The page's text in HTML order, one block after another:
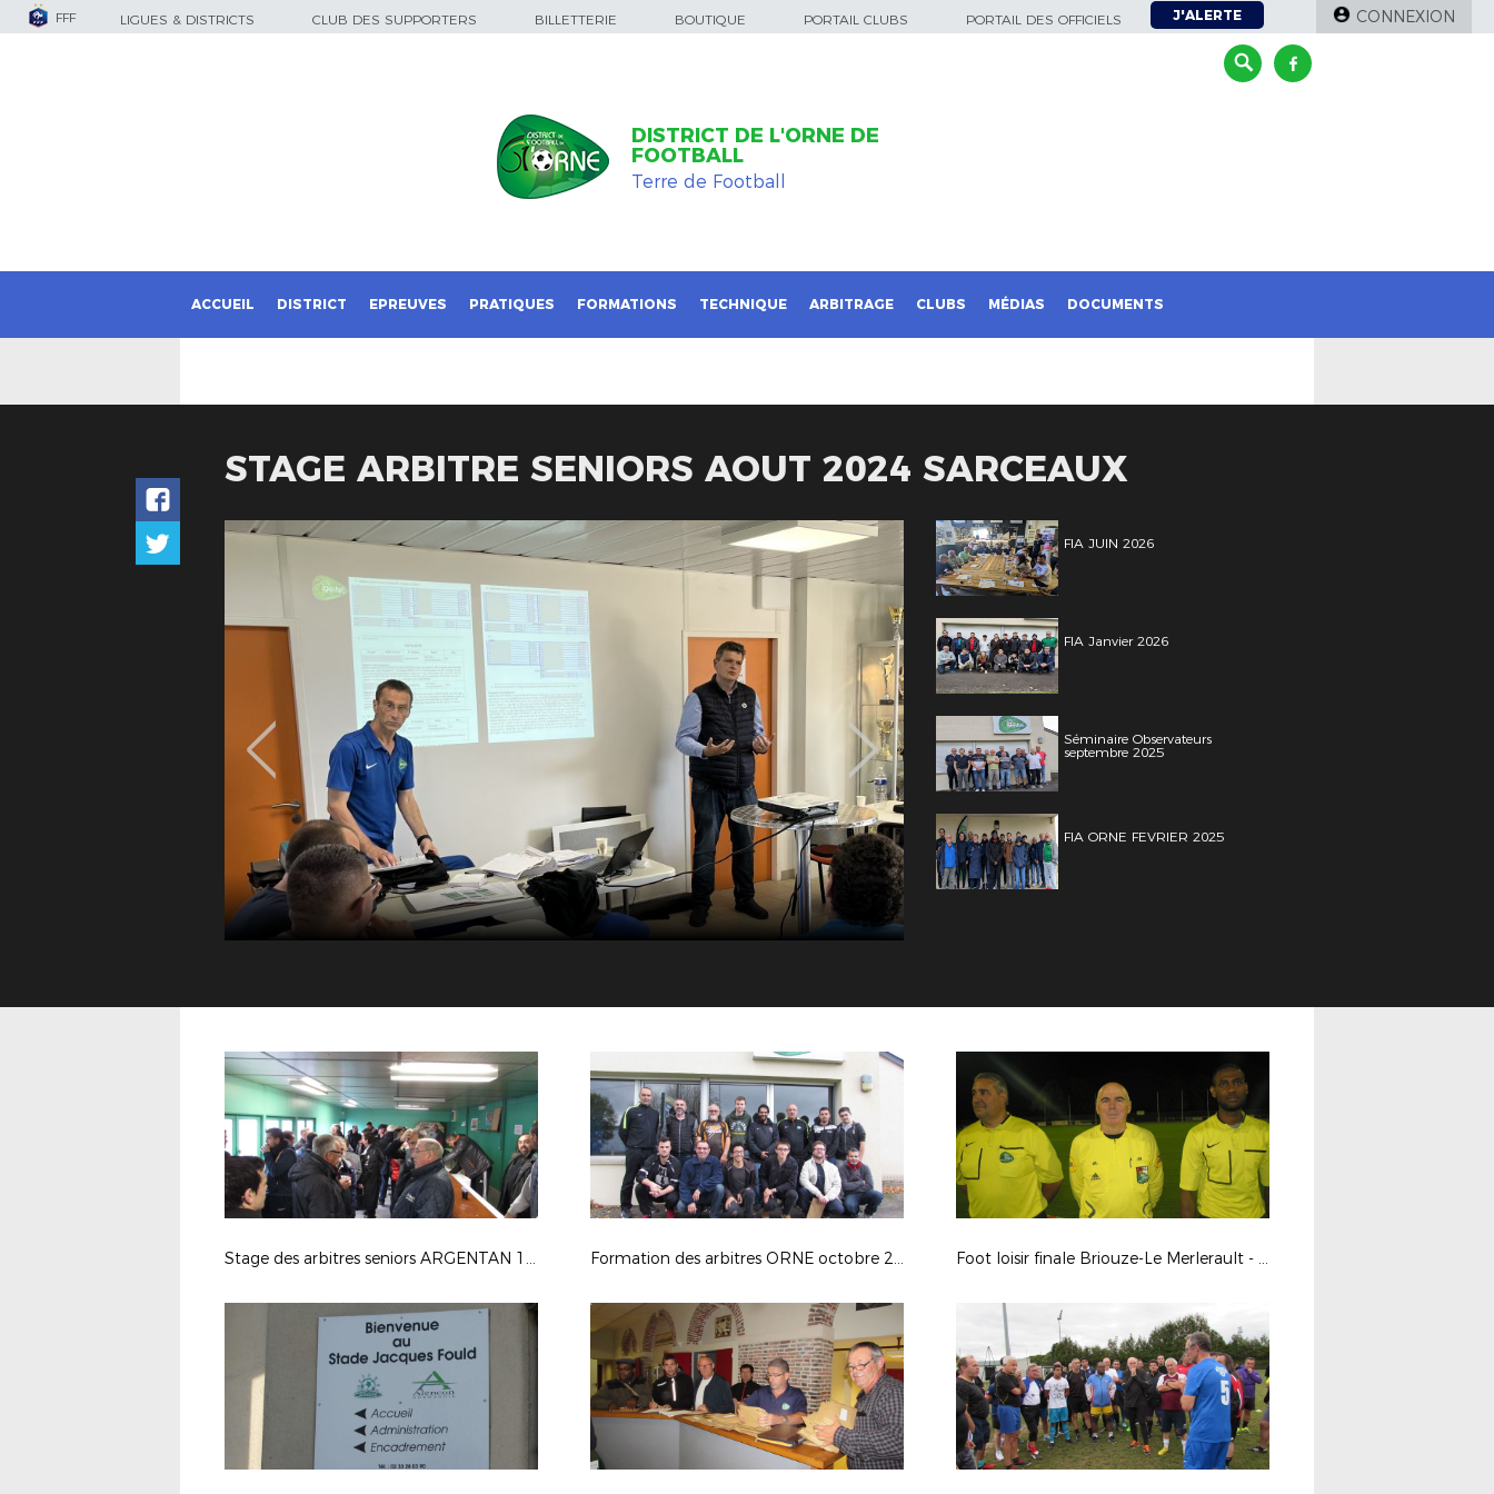
FFF LIGUES & DISTRICTS CLUB DES SUPPORTERS BILLETTERIE BOUTIQUE PORTAIL CLUBS PORTAIL DES OFFICIELS J'ALERTE CONNEXION
DISTRICT DE L'ORNE DE
FOOTBALL
Terre de Football
ACCUEIL DISTRICT EPREUVES PRATIQUES FORMATIONS TECHNIQUE ARBITRAGE CLUBS MÉDIAS DOCUMENTS
STAGE ARBITRE SENIORS AOUT 2024 SARCEAUX
FIA JUIN 2026
FIA Janvier 2026
Séminaire Observateurs
septembre 2025
FIA ORNE FEVRIER 2025
Stage des arbitres seniors ARGENTAN 18 NOV 2017 Formation des arbitres ORNE octobre 2017 Foot loisir finale Briouze-Le Merlerault - Vendredi 22 Septembre 2017- Challenge Jean-Claude Bigeon